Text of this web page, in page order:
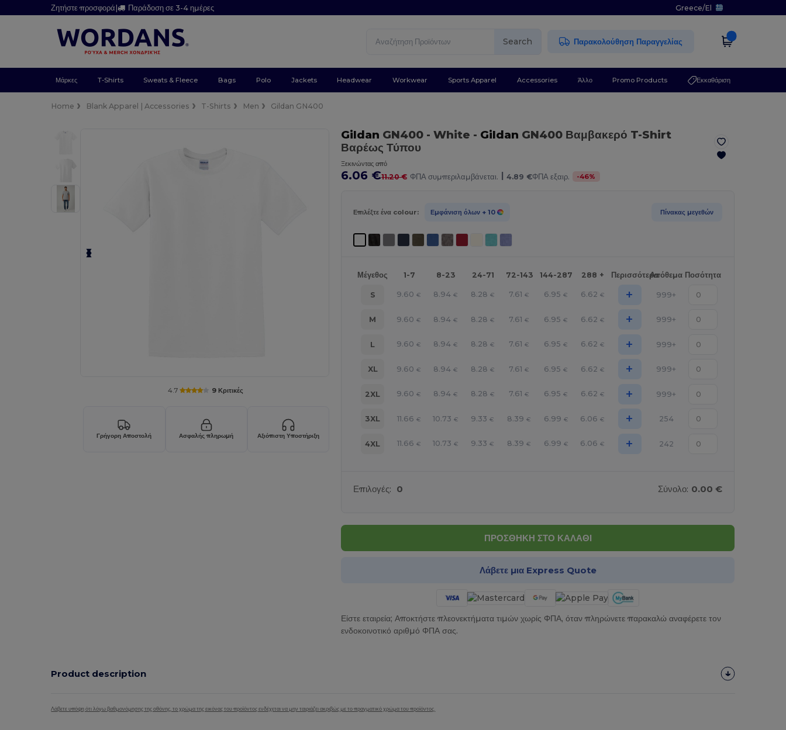
Ζητήστε προσφορά| Παράδοση σε 3-4 ημέρες Greece/El
Search Παρακολούθηση Παραγγελίας
Μάρκες T-Shirts Sweats & Fleece Bags Polo Jackets Headwear Workwear Sports Apparel Accessories Άλλο Promo Products Εκκαθάριση
Home Blank Apparel | Accessories T-Shirts Men Gildan GN400
4.7 9 Κριτικές
Γρήγορη Αποστολή Ασφαλής πληρωμή Αξιόπιστη Υποστήριξη
Gildan GN400 - White - Gildan GN400 Βαμβακερό T-Shirt
Βαρέως Τύπου
Ξεκινώντας από
6.06 €11.20 € ΦΠΑ συμπεριλαμβάνεται. | 4.89 €ΦΠΑ εξαιρ. -46%
Επιλέξτε ένα colour: Εμφάνιση όλων + 10 Πίνακας μεγεθών
Μέγεθος 1-7 8-23 24-71 72-143 144-287 288 + ΠερισσότεραΑπόθεμα Ποσότητα
S 9.60 € 8.94 € 8.28 € 7.61 € 6.95 € 6.62 € + 999+
M 9.60 € 8.94 € 8.28 € 7.61 € 6.95 € 6.62 € + 999+
L 9.60 € 8.94 € 8.28 € 7.61 € 6.95 € 6.62 € + 999+
XL 9.60 € 8.94 € 8.28 € 7.61 € 6.95 € 6.62 € + 999+
2XL 9.60 € 8.94 € 8.28 € 7.61 € 6.95 € 6.62 € + 999+
3XL 11.66 € 10.73 € 9.33 € 8.39 € 6.99 € 6.06 € + 254
4XL 11.66 € 10.73 € 9.33 € 8.39 € 6.99 € 6.06 € + 242
Επιλογές: 0 Σύνολο: 0.00 €
ΠΡΟΣΘΗΚΗ ΣΤΟ ΚΑΛΑΘΙ
Λάβετε μια Express Quote
Είστε εταιρεία; Αποκτήστε πλεονεκτήματα τιμών χωρίς ΦΠΑ, όταν πληρώνετε παρακαλώ αναφέρετε τον
ενδοκοινοτικό αριθμό ΦΠΑ σας.
Product description
Λάβετε υπόψη ότι λόγω βαθμονόμησης της οθόνης, το χρώμα της εικόνας του προϊόντος ενδέχεται να μην ταιριάζει ακριβώς με το πραγματικό χρώμα του προϊόντος.